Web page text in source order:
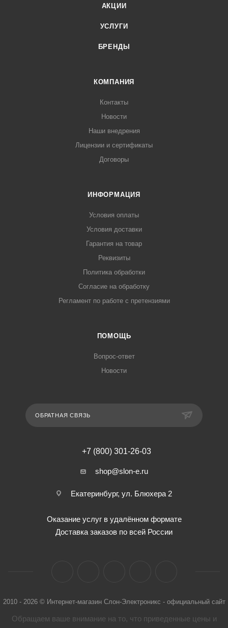
АКЦИИ
УСЛУГИ
БРЕНДЫ
КОМПАНИЯ
Контакты
Новости
Наши внедрения
Лицензии и сертификаты
Договоры
ИНФОРМАЦИЯ
Условия оплаты
Условия доставки
Гарантия на товар
Реквизиты
Политика обработки
Согласие на обработку
Регламент по работе с претензиями
ПОМОЩЬ
Вопрос-ответ
Новости
ОБРАТНАЯ СВЯЗЬ
+7 (800) 301-26-03
shop@slon-e.ru
Екатеринбург, ул. Блюхера 2
Оказание услуг в удалённом формате
Доставка заказов по всей России
2010 - 2026 © Интернет-магазин Слон-Электроникс - официальный сайт
Обращаем ваше внимание на то, что приведенные цены и